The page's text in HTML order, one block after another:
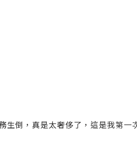
倒，真是太奢侈了，這是我第一